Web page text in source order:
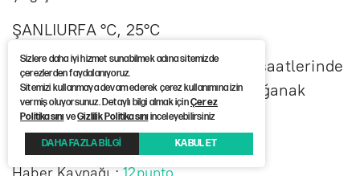
ŞANLIURFA °C, 25°C
Parçalı, yer yer çok bulutlu, gece saatlerinde
yerel sağanak ve gök gürültülü sağanak
yağışlı
Sizlere daha iyi hizmet sunabilmek adına sitemizde
çerezlerden faydalanıyoruz.
Sitemizi kullanmaya devam ederek çerez kullanımına izin
vermiş oluyorsunuz. Detaylı bilgi almak içinÇerez
PolitikasınıveGizlilik Politikasınıinceleyebilirsiniz
DAHA FAZLA BİLGİ KABUL ET